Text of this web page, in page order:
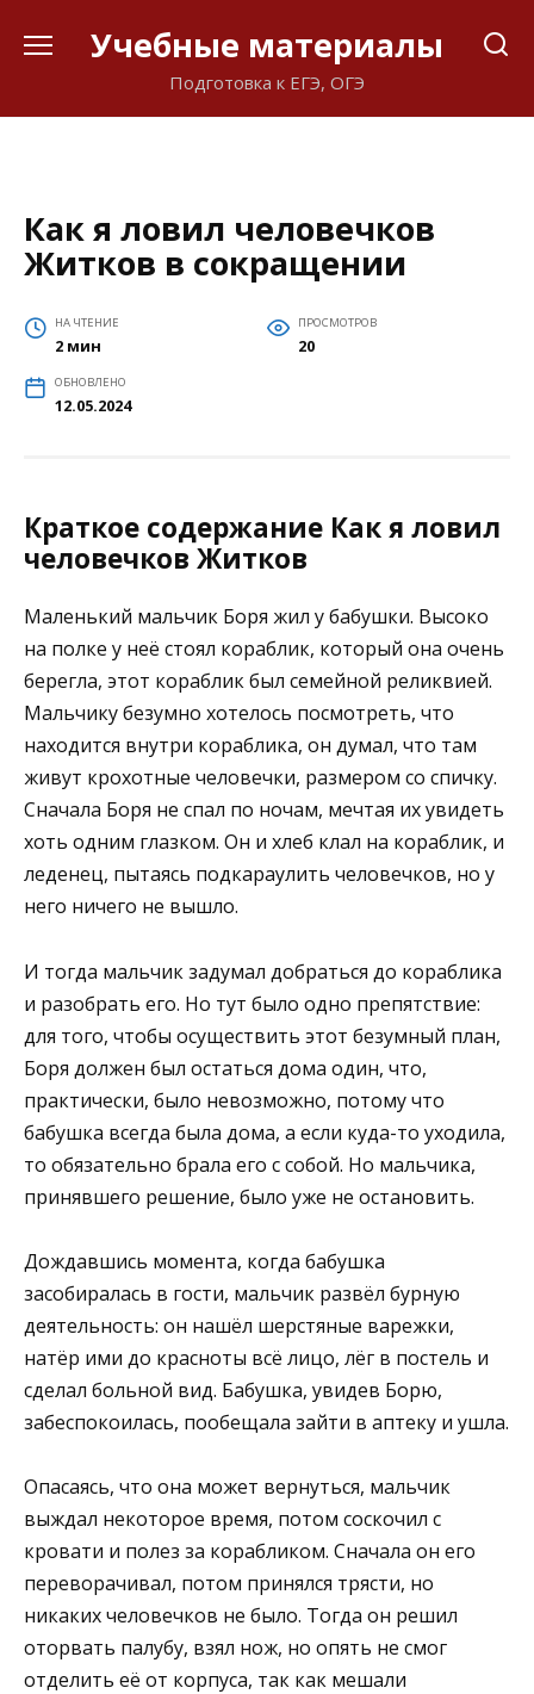
Учебные материалы
Подготовка к ЕГЭ, ОГЭ
Как я ловил человечков
Житков в сокращении
НА ЧТЕНИЕ
2 мин
ПРОСМОТРОВ
20
ОБНОВЛЕНО
12.05.2024
Краткое содержание Как я ловил
человечков Житков
Маленький мальчик Боря жил у бабушки. Высоко
на полке у неё стоял кораблик, который она очень
берегла, этот кораблик был семейной реликвией.
Мальчику безумно хотелось посмотреть, что
находится внутри кораблика, он думал, что там
живут крохотные человечки, размером со спичку.
Сначала Боря не спал по ночам, мечтая их увидеть
хоть одним глазком. Он и хлеб клал на кораблик, и
леденец, пытаясь подкараулить человечков, но у
него ничего не вышло.
И тогда мальчик задумал добраться до кораблика
и разобрать его. Но тут было одно препятствие:
для того, чтобы осуществить этот безумный план,
Боря должен был остаться дома один, что,
практически, было невозможно, потому что
бабушка всегда была дома, а если куда-то уходила,
то обязательно брала его с собой. Но мальчика,
принявшего решение, было уже не остановить.
Дождавшись момента, когда бабушка
засобиралась в гости, мальчик развёл бурную
деятельность: он нашёл шерстяные варежки,
натёр ими до красноты всё лицо, лёг в постель и
сделал больной вид. Бабушка, увидев Борю,
забеспокоилась, пообещала зайти в аптеку и ушла.
Опасаясь, что она может вернуться, мальчик
выждал некоторое время, потом соскочил с
кровати и полез за корабликом. Сначала он его
переворачивал, потом принялся трясти, но
никаких человечков не было. Тогда он решил
оторвать палубу, взял нож, но опять не смог
отделить её от корпуса, так как мешали